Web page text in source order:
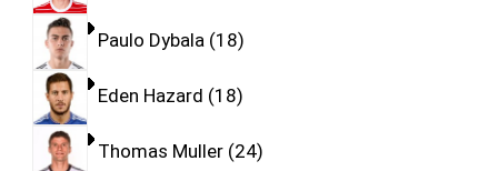
Paulo Dybala 18
Eden Hazard 18
Thomas Muller 24